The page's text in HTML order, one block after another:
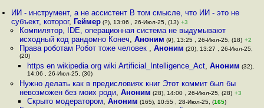
ИИ - инструмент, а не ассистент В том смысле, что ИИ - это не
субъект, которог, Геймер (?), 13:06 , 26-Июл-25, (13) +3
Компилятор, IDE, операционная система не выдумывают
исходный код рандомно Конеч, Аноним (9), 13:25 , 26-Июл-25, (18) +2
Права роботам Робот тоже человек , Аноним (20), 13:27 , 26-Июл-25,
(20)
https en wikipedia org wiki Artificial_Intelligence_Act, Аноним (32),
14:06 , 26-Июл-25, (30)
Нужно делать как в предисловиях книг Этот коммит был бы
невозможен без моих роди, Аноним (28), 14:00 , 26-Июл-25, (28) +3
Скрыто модератором, Аноним (165), 10:55 , 28-Июл-25, (165)